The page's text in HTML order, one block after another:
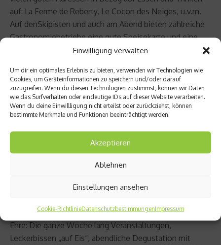
Einwilligung verwalten
Um dir ein optimales Erlebnis zu bieten, verwenden wir Technologien wie
Cookies, um Geräteinformationen zu speichern und/oder darauf
zuzugreifen. Wenn du diesen Technologien zustimmst, können wir Daten
wie das Surfverhalten oder eindeutige IDs auf dieser Website verarbeiten.
Wenn du deine Einwillligung nicht erteilst oder zurückziehst, können
bestimmte Merkmale und Funktionen beeinträchtigt werden.
Akzeptieren
Ablehnen
Einstellungen ansehen
Cookie-RichtlinieDatenschutzbestimmungenImpressum
auf: La Ferme de Reberty, Le Cocon des Neiges, u.v.m.
Auf denSkipisten und auch am Abend bieten zahlreiche
Gastronomiebetriebe eine gute Speisekarte und eine
Abendessen in den Jurten von Belleville:
Die zwei echten mongolischen Jurten können jeweils bis
zu 15 Personen für ein abendliches Beisammensein in
mongolischem Mobiliar, auf kuscheligen Sitzbänken
sowie die Wärme des Holzofens.
Die Winzerwoche: 5. bis 12. Januar 2013:
Die französischen Weinanbaugebiete geben sich die
Ehre: Die ganze Woche lang Veranstaltungen,
Leckerbissen „auf Eis“, abendliche Degustation mit